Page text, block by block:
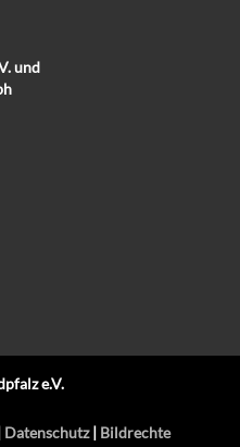
und
e.V.
Datenschutz| Bildrechte